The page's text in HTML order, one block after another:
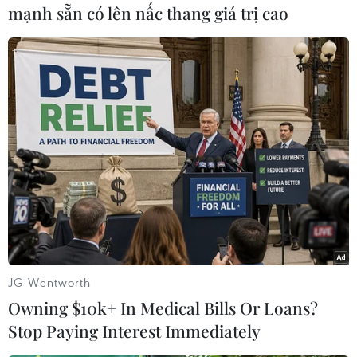
(TTXVN/Vietnam+)
#Tochka #Belgorod #tên lửa #thi thể
mạnh sẵn có lên nấc thang giá trị cao
JG Wentworth
Owning $10k+ In Medical Bills Or Loans?
Stop Paying Interest Immediately